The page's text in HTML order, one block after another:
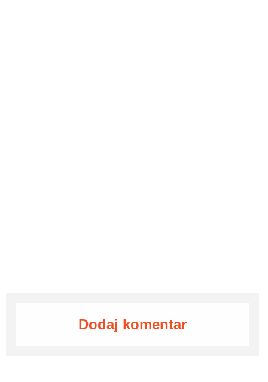
Dodaj komentar